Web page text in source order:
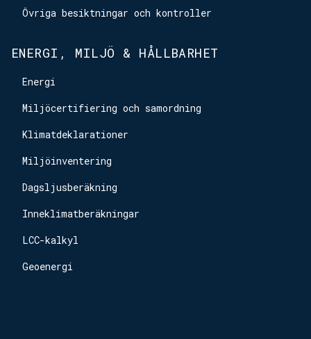
Övriga besiktningar och kontroller
ENERGI, MILJÖ & HÅLLBARHET
Energi
Miljöcertifiering och samordning
Klimatdeklarationer
Miljöinventering
Dagsljusberäkning
Inneklimatberäkningar
LCC-kalkyl
Geoenergi